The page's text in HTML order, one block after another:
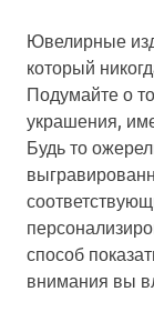
Ювелирные
который
Подумайте о
украшения,
Будь то
способ
внимания вы